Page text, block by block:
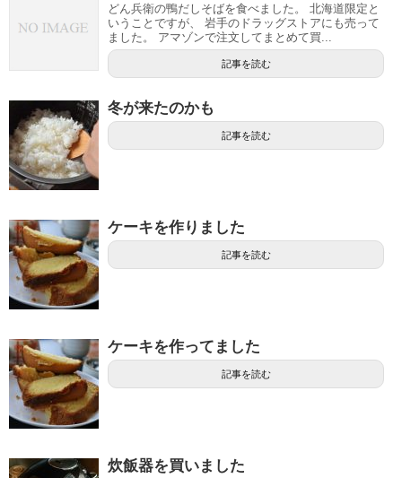
どん兵衛の鴨だしそばを食べました。 北海道限定と
いうことですが、 岩手のドラッグストアにも売って
ました。 アマゾンで注文してまとめて買...
記事を読む
冬が来たのかも
記事を読む
ケーキを作りました
記事を読む
ケーキを作ってました
記事を読む
炊飯器を買いました